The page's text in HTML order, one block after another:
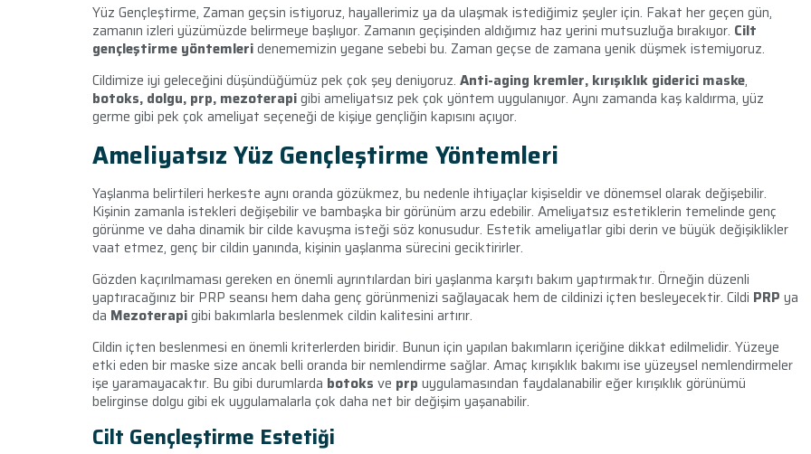
Yüz Gençleştirme, Zaman geçsin istiyoruz, hayallerimiz ya da ulaşmak istediğimiz şeyler için. Fakat her geçen gün,
zamanın izleri yüzümüzde belirmeye başlıyor. Zamanın geçişinden aldığımız haz yerini mutsuzluğa bırakıyor. Cilt
gençleştirme yöntemleridenememizin yegane sebebi bu. Zaman geçse de zamana yenik düşmek istemiyoruz.
Cildimize iyi geleceğini düşündüğümüz pek çok şey deniyoruz. Anti-aging kremler, kırışıklık giderici maske,
botoks, dolgu, prp, mezoterapigibi ameliyatsız pek çok yöntem uygulanıyor. Aynı zamanda kaş kaldırma, yüz
germe gibi pek çok ameliyat seçeneği de kişiye gençliğin kapısını açıyor.
Ameliyatsız Yüz Gençleştirme Yöntemleri
Yaşlanma belirtileri herkeste aynı oranda gözükmez, bu nedenle ihtiyaçlar kişiseldir ve dönemsel olarak değişebilir.
Kişinin zamanla istekleri değişebilir ve bambaşka bir görünüm arzu edebilir. Ameliyatsız estetiklerin temelinde genç
görünme ve daha dinamik bir cilde kavuşma isteği söz konusudur. Estetik ameliyatlar gibi derin ve büyük değişiklikler
vaat etmez, genç bir cildin yanında, kişinin yaşlanma sürecini geciktirirler.
Gözden kaçırılmaması gereken en önemli ayrıntılardan biri yaşlanma karşıtı bakım yaptırmaktır. Örneğin düzenli
yaptıracağınız bir PRP seansı hem daha genç görünmenizi sağlayacak hem de cildinizi içten besleyecektir. Cildi PRP ya
da Mezoterapigibi bakımlarla beslenmek cildin kalitesini artırır.
Cildin içten beslenmesi en önemli kriterlerden biridir. Bunun için yapılan bakımların içeriğine dikkat edilmelidir. Yüzeye
etki eden bir maske size ancak belli oranda bir nemlendirme sağlar. Amaç kırışıklık bakımı ise yüzeysel nemlendirmeler
işe yaramayacaktır. Bu gibi durumlarda botoks ve prp uygulamasından faydalanabilir eğer kırışıklık görünümü
belirginse dolgu gibi ek uygulamalarla çok daha net bir değişim yaşanabilir.
Cilt Gençleştirme Estetiği